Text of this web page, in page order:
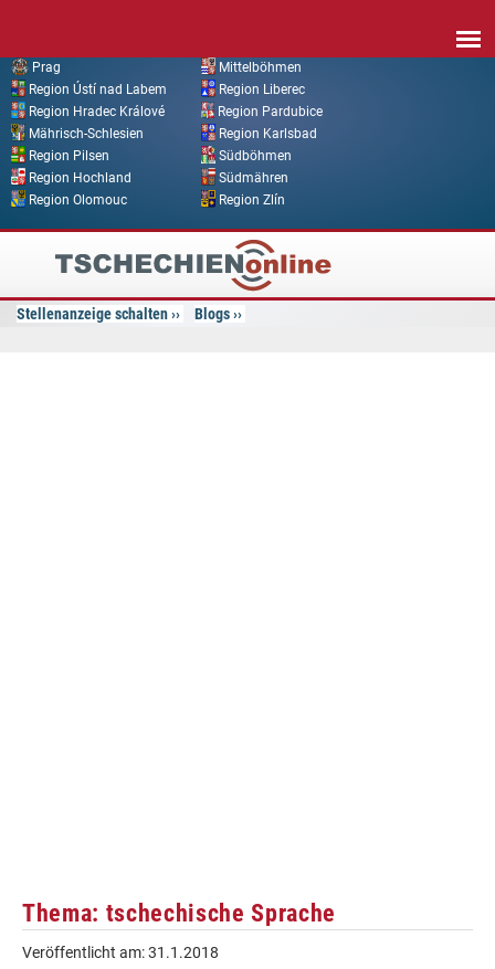
Prag
Mittelböhmen
Region Ústí nad Labem
Region Liberec
Region Hradec Králové
Region Pardubice
Mährisch-Schlesien
Region Karlsbad
Region Pilsen
Südböhmen
Region Hochland
Südmähren
Region Olomouc
Region Zlín
Tschechien
Online
Stellenanzeige schalten Blogs
Thema: tschechische Sprache
Veröffentlicht am:31.1.2018